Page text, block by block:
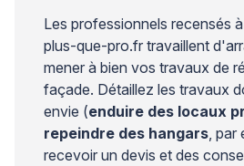
Les professionnels recensés
plus-que-pro.fr travaillent
mener à bien vos travaux de
façade. Détaillez les travaux
envie (enduire des locaux
repeindre des hangars ,
recevoir un devis et des